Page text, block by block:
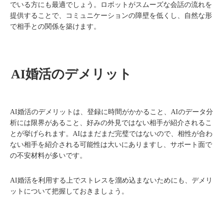
でいる方にも最適でしょう。ロボットがスムーズな会話の流れを
提供することで、コミュニケーションの障壁を低くし、自然な形
で相手との関係を築けます。
AI婚活のデメリット
AI婚活のデメリットは、登録に時間がかかること、AIのデータ分
析には限界があること、好みの外見ではない相手が紹介されるこ
とが挙げられます。AIはまだまだ完璧ではないので、相性が合わ
ない相手を紹介される可能性は大いにありますし、サポート面で
の不安材料が多いです。
AI婚活を利用する上でストレスを溜め込まないためにも、デメリ
ットについて把握しておきましょう。